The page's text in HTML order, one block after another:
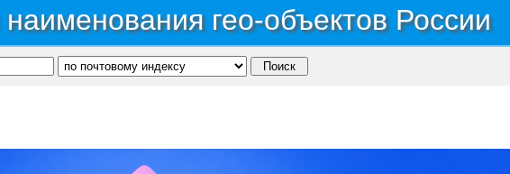
гео-объектов России